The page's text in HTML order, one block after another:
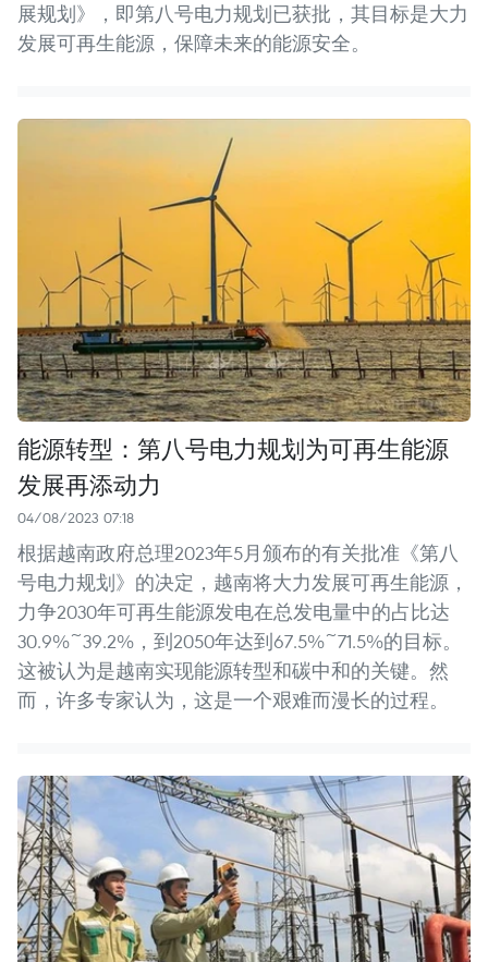
展规划》，即第八号电力规划已获批，其目标是大力
发展可再生能源，保障未来的能源安全。
能源转型：第八号电力规划为可再生能源
发展再添动力
04/08/2023 07:18
根据越南政府总理2023年5月颁布的有关批准《第八
号电力规划》的决定，越南将大力发展可再生能源，
力争2030年可再生能源发电在总发电量中的占比达
30.9%~39.2%，到2050年达到67.5%~71.5%的目标。
这被认为是越南实现能源转型和碳中和的关键。然
而，许多专家认为，这是一个艰难而漫长的过程。